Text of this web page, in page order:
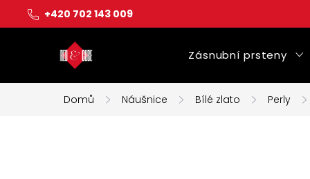
na
+420 702 143 009
Zásnubní prsteny
Domů Náušnice Bílé zlato Perly